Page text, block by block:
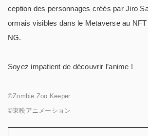
ception des personnages créés par Jiro
ormais visibles dans le Metaverse au
NG.
Soyez impatient de découvrir l’anime !
©️Zombie Zoo Keeper
©️東映アニメーション